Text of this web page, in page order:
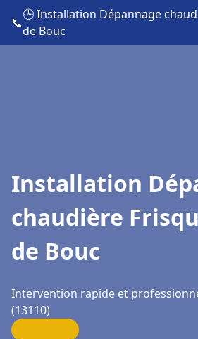
📞
🕒 Installation Dépannage
de Bouc
Installation
chaudière
de Bouc
Intervention rapide et
(13110)